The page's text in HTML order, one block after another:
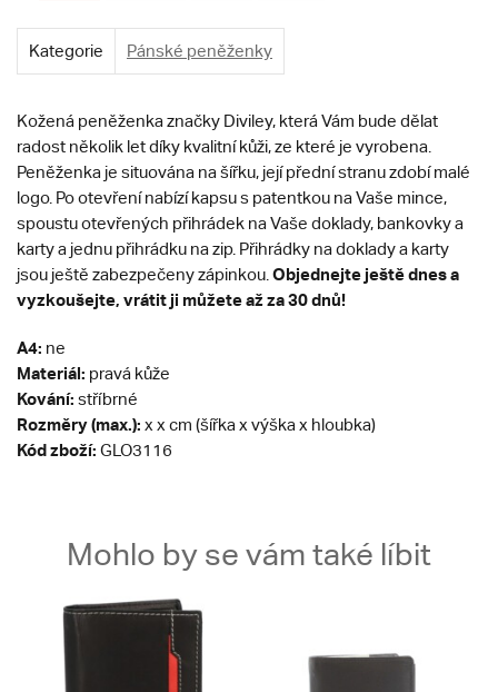
Kategorie Pánské peněženky
Kožená peněženka značky Diviley, která Vám bude dělat
radost několik let díky kvalitní kůži, ze které je vyrobena.
Peněženka je situována na šířku, její přední stranu zdobí malé
logo. Po otevření nabízí kapsu s patentkou na Vaše mince,
spoustu otevřených přihrádek na Vaše doklady, bankovky a
karty a jednu přihrádku na zip. Přihrádky na doklady a karty
jsou ještě zabezpečeny zápinkou. Objednejte ještě dnes a
vyzkoušejte, vrátit ji můžete až za 30 dnů!
A4: ne
Materiál: pravá kůže
Kování: stříbrné
Rozměry (max.): x x cm (šířka x výška x hloubka)
Kód zboží: GLO3116
Mohlo by se vám také líbit